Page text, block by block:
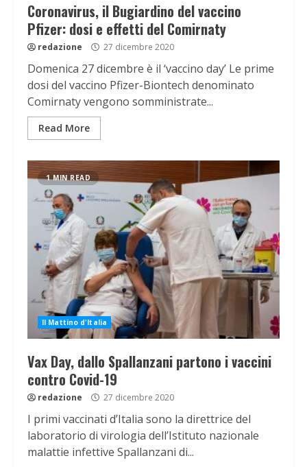
Coronavirus, il Bugiardino del vaccino
Pfizer: dosi e effetti del Comirnaty
redazione 27 dicembre 2020
Domenica 27 dicembre è il ‘vaccino day’ Le prime
dosi del vaccino Pfizer-Biontech denominato
Comirnaty vengono somministrate...
Read More
1 MIN READ
Il Mattino d'Italia
Vax Day, dallo Spallanzani partono i vaccini
contro Covid-19
redazione 27 dicembre 2020
I primi vaccinati d’Italia sono la direttrice del
laboratorio di virologia dell’Istituto nazionale
malattie infettive Spallanzani di...